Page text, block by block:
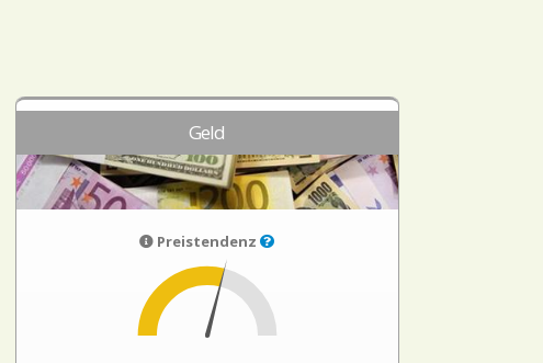
Geld
Preistendenz